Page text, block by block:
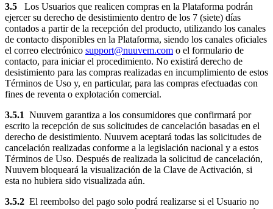
3.5 Los Usuarios que realicen compras en la Plataforma podrán
ejercer su derecho de desistimiento dentro de los 7 (siete) días
contados a partir de la recepción del producto, utilizando los canales
de contacto disponibles en la Plataforma, siendo los canales oficiales
el correo electrónico support@nuuvem.com o el formulario de
contacto, para iniciar el procedimiento. No existirá derecho de
desistimiento para las compras realizadas en incumplimiento de estos
Términos de Uso y, en particular, para las compras efectuadas con
fines de reventa o explotación comercial.
3.5.1 Nuuvem garantiza a los consumidores que confirmará por
escrito la recepción de sus solicitudes de cancelación basadas en el
derecho de desistimiento. Nuuvem aceptará todas las solicitudes de
cancelación realizadas conforme a la legislación nacional y a estos
Términos de Uso. Después de realizada la solicitud de cancelación,
Nuuvem bloqueará la visualización de la Clave de Activación, si
esta no hubiera sido visualizada aún.
3.5.2 El reembolso del pago solo podrá realizarse si el Usuario no